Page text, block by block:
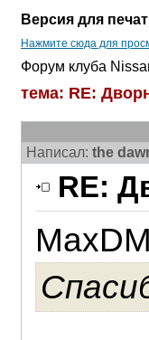
Версия для
Нажмите сюда для
Форум клуба
тема: RE:
Написал: the
RE: